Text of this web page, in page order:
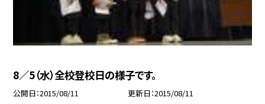
8／5（水）全校登校日の様子です。
公開日 2015/08/11 更新日 2015/08/11